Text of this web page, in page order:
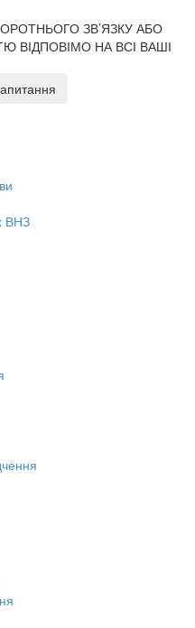
ЗВ’ЯЗКУ АБО
ВІДПОВІМО НА ВСІ ВАШІ
ВНЗ